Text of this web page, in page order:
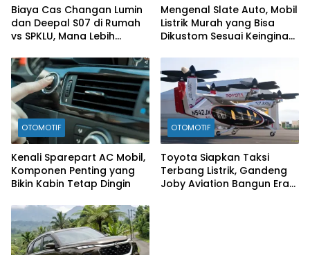
Biaya Cas Changan Lumin
dan Deepal S07 di Rumah
vs SPKLU, Mana Lebih
Mengenal Slate Auto, Mobil
Listrik Murah yang Bisa
Dikustom Sesuai Keinginan
OTOMOTIF
Kenali Sparepart AC Mobil,
Komponen Penting yang
Bikin Kabin Tetap Dingin
OTOMOTIF
Toyota Siapkan Taksi
Terbang Listrik, Gandeng
Joby Aviation Bangun Era